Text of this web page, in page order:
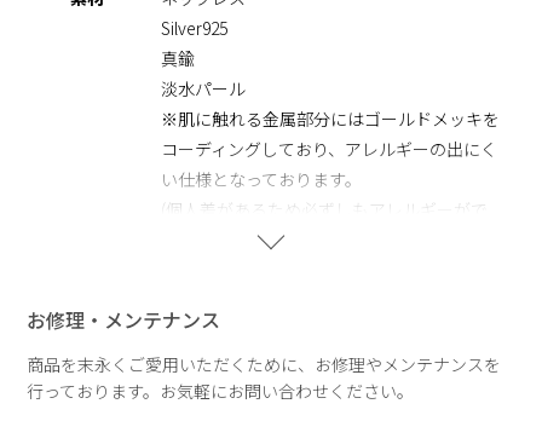
※パールの個数については、ネックレスの長さに合わせて調整
※パールの形状、てり、えくぼ等による返品、交換はできませ
Silver925
真鍮
淡水パール
※肌に触れる金属部分にはゴールドメッキを
コーディングしており、アレルギーの出にく
い仕様となっております。
(個人差があるため必ずしもアレルギーがで
ない保証はできかねます。)
真鍮
淡水パール
お修理・メンテナンス
商品を末永くご愛用いただくために、お修理やメンテナンスを
行っております。お気軽にお問い合わせください。